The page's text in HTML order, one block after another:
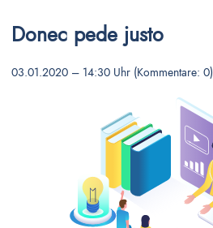
Donec pede justo
03.01.2020 – 14:30 Uhr (Kommentare: 0)